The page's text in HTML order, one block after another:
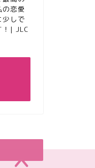
恋愛
しで
！| JLC